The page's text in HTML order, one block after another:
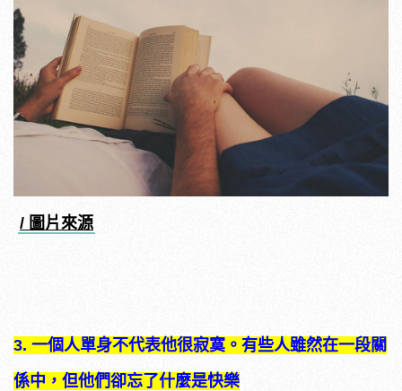
/ 圖片來源
3. 一個人單身不代表他很寂寞。有些人雖然在一段關
係中，但他們卻忘了什麼是快樂